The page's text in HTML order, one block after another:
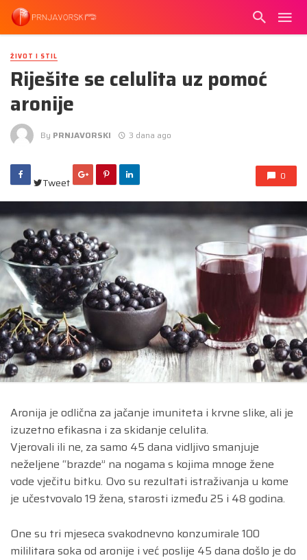
ŽIVOT I STIL
Riješite se celulita uz pomoć
aronije
By PRNJAVORSKI 3 dana ago
Tweet 0
Aronija je odlična za jačanje imuniteta i krvne slike, ali je
izuzetno efikasna i za skidanje celulita.
Vjerovali ili ne, za samo 45 dana vidljivo smanjuje
neželjene “brazde” na nogama s kojima mnoge žene
vode vječitu bitku. Ovo su rezultati istraživanja u kome
je učestvovalo 19 žena, starosti između 25 i 48 godina.
One su tri mjeseca svakodnevno konzumirale 100
mililitara soka od aronije i već poslije 45 dana došlo je do